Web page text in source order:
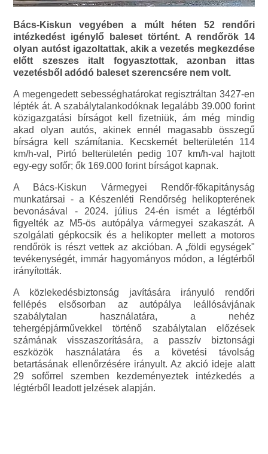
Bács-Kiskun vegyében a múlt héten 52 rendőri
intézkedést igénylő baleset történt. A rendőrök 14
olyan autóst igazoltattak, akik a vezetés megkezdése
előtt szeszes italt fogyasztottak, azonban ittas
vezetésből adódó baleset szerencsére nem volt.
A megengedett sebességhatárokat regisztráltan 3427-en
lépték át. A szabálytalankodóknak legalább 39.000 forint
közigazgatási bírságot kell fizetniük, ám még mindig
akad olyan autós, akinek ennél magasabb összegű
bírságra kell számítania. Kecskemét belterületén 114
km/h-val, Pirtó belterületén pedig 107 km/h-val hajtott
egy-egy sofőr; ők 169.000 forint bírságot kapnak.
A Bács-Kiskun Vármegyei Rendőr-főkapitányság
munkatársai - a Készenléti Rendőrség helikopterének
bevonásával - 2024. július 24-én ismét a légtérből
figyelték az M5-ös autópálya vármegyei szakaszát. A
szolgálati gépkocsik és a helikopter mellett a motoros
rendőrök is részt vettek az akcióban. A „földi egységek"
tevékenységét, immár hagyományos módon, a légtérből
irányították.
A közlekedésbiztonság javítására irányuló rendőri
fellépés elsősorban az autópálya leállósávjának
szabálytalan használatára, a nehéz
tehergépjárművekkel történő szabálytalan előzések
számának visszaszorítására, a passzív biztonsági
eszközök használatára és a követési távolság
betartásának ellenőrzésére irányult. Az akció ideje alatt
29 sofőrrel szemben kezdeményeztek intézkedés a
légtérből leadott jelzések alapján.